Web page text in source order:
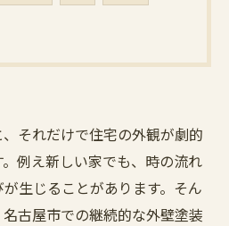
それだけで住宅の外観が劇的
例え新しい家でも、時の流れ
生じることがあります。そん
古屋市での継続的な外壁塗装